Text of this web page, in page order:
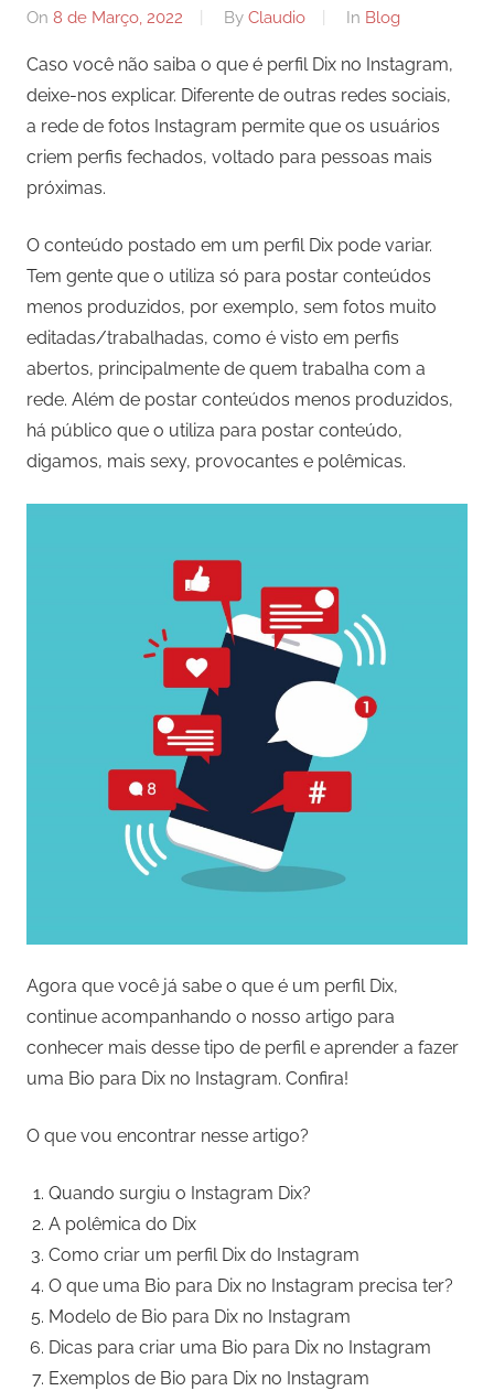
On 8 de Março, 2022 By Claudio In Blog
Caso você não saiba o que é perfil Dix no Instagram,
deixe-nos explicar. Diferente de outras redes sociais,
a rede de fotos Instagram permite que os usuários
criem perfis fechados, voltado para pessoas mais
próximas.
O conteúdo postado em um perfil Dix pode variar.
Tem gente que o utiliza só para postar conteúdos
menos produzidos, por exemplo, sem fotos muito
editadas/trabalhadas, como é visto em perfis
abertos, principalmente de quem trabalha com a
rede. Além de postar conteúdos menos produzidos,
há público que o utiliza para postar conteúdo,
digamos, mais sexy, provocantes e polêmicas.
Agora que você já sabe o que é um perfil Dix,
continue acompanhando o nosso artigo para
conhecer mais desse tipo de perfil e aprender a fazer
uma Bio para Dix no Instagram. Confira!
O que vou encontrar nesse artigo?
Quando surgiu o Instagram Dix?
A polêmica do Dix
Como criar um perfil Dix do Instagram
O que uma Bio para Dix no Instagram precisa ter?
Modelo de Bio para Dix no Instagram
Dicas para criar uma Bio para Dix no Instagram
Exemplos de Bio para Dix no Instagram